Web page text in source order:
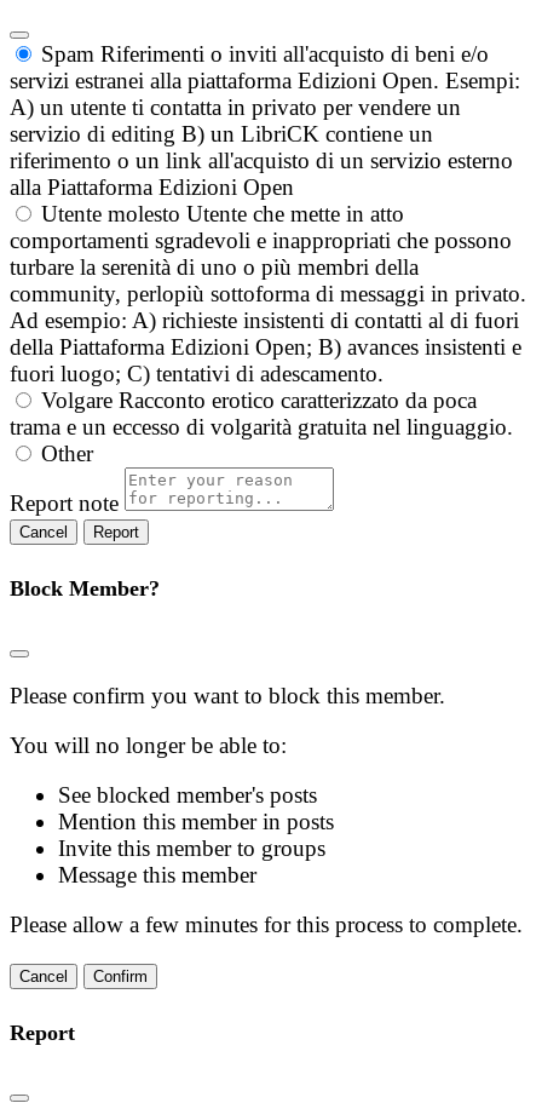
Spam Riferimenti o inviti all'acquisto di beni e/o
servizi estranei alla piattaforma Edizioni Open. Esempi:
A) un utente ti contatta in privato per vendere un
servizio di editing B) un LibriCK contiene un
riferimento o un link all'acquisto di un servizio esterno
alla Piattaforma Edizioni Open
Utente molesto Utente che mette in atto
comportamenti sgradevoli e inappropriati che possono
turbare la serenità di uno o più membri della
community, perlopiù sottoforma di messaggi in privato.
Ad esempio: A) richieste insistenti di contatti al di fuori
della Piattaforma Edizioni Open; B) avances insistenti e
fuori luogo; C) tentativi di adescamento.
Volgare Racconto erotico caratterizzato da poca
trama e un eccesso di volgarità gratuita nel linguaggio.
Other
Report note
Report
Block Member?
Please confirm you want to block this member.
You will no longer be able to:
See blocked member's posts
Mention this member in posts
Invite this member to groups
Message this member
Please allow a few minutes for this process to complete.
Confirm
Report